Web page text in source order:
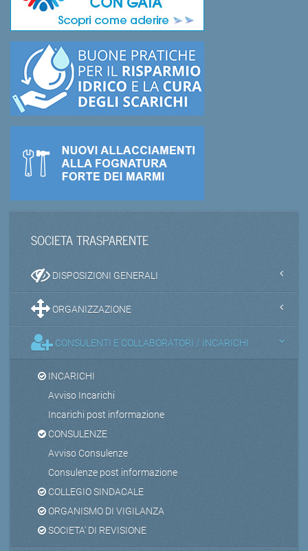
SOCIETA TRASPARENTE
DISPOSIZIONI GENERALI
ORGANIZZAZIONE
CONSULENTI E COLLABORATORI / INCARICHI
INCARICHI
Avviso Incarichi
Incarichi post informazione
CONSULENZE
Avviso Consulenze
Consulenze post informazione
COLLEGIO SINDACALE
ORGANISMO DI VIGILANZA
SOCIETA' DI REVISIONE